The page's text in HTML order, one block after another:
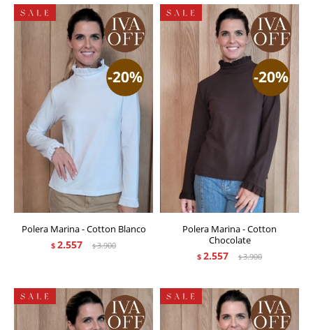
Polera Marina - Cotton Blanco
$ 2.557 $3.900
Polera Marina - Cotton
Chocolate
$ 2.557 $3.900